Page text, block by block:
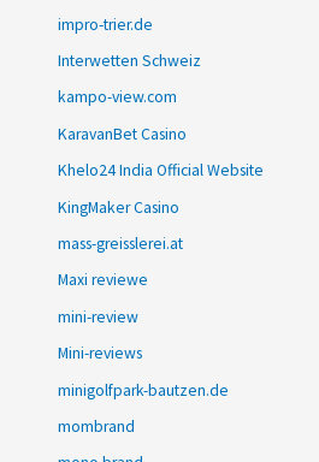
impro-trier.de
Interwetten Schweiz
kampo-view.com
KaravanBet Casino
Khelo24 India Official Website
KingMaker Casino
mass-greisslerei.at
Maxi reviewe
mini-review
Mini-reviews
minigolfpark-bautzen.de
mombrand